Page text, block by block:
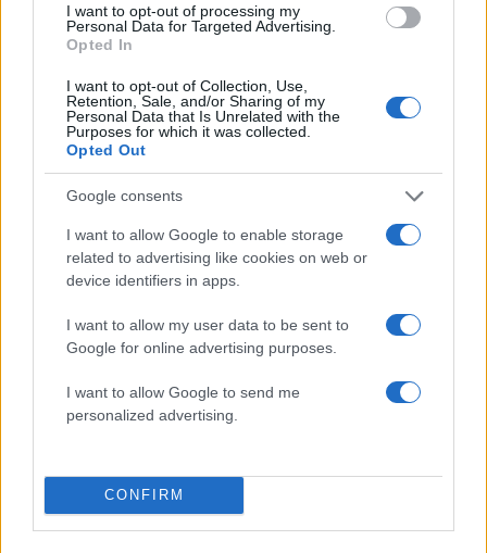
I want to opt-out of processing my
Personal Data for Targeted Advertising.
Opted In
I want to opt-out of Collection, Use,
Retention, Sale, and/or Sharing of my
Personal Data that Is Unrelated with the
Purposes for which it was collected.
Opted Out
Google consents
I want to allow Google to enable storage
related to advertising like cookies on web or
device identifiers in apps.
I want to allow my user data to be sent to
Google for online advertising purposes.
I want to allow Google to send me
personalized advertising.
CONFIRM
Αν τα χάσατε
Σε πορτοκαλί συναγερμό
άνεμοι – Πάνω από 400
πυρκαγιές σε 10 ημέρες
το ελικόπτερο τους